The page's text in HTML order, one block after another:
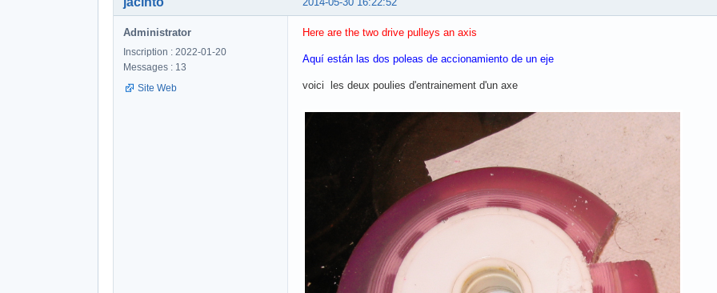
Administrator
Inscription : 2022-01-20
Messages : 13
Site Web
Here are the two drive pulleys an axis
Aquí están las dos poleas de accionamiento de un eje
voici les deux poulies d'entrainement d'un axe